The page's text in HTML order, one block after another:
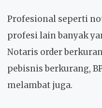
Profesional seperti
profesi lain banyak
Notaris order
pebisnis berkurang,
melambat juga.